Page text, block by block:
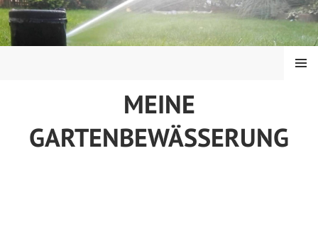
Springe
zum
Inhalt
MEINE
GARTENBEWÄSSERUNG
MENÜ